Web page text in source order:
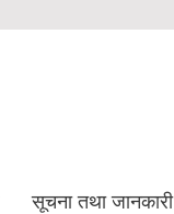
सूचना तथा जानकारी